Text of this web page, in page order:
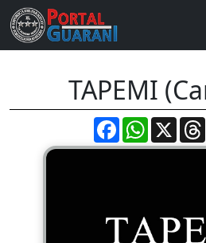
TAPEMI
FacebookWhatsApp
X